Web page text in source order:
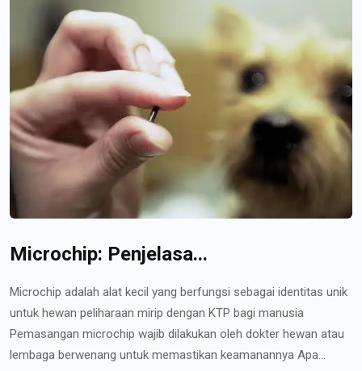
Microchip: Penjelasa...
Microchip adalah alat kecil yang berfungsi sebagai identitas unik
untuk hewan peliharaan mirip dengan KTP bagi manusia
Pemasangan microchip wajib dilakukan oleh dokter hewan atau
lembaga berwenang untuk memastikan keamanannya Apa...